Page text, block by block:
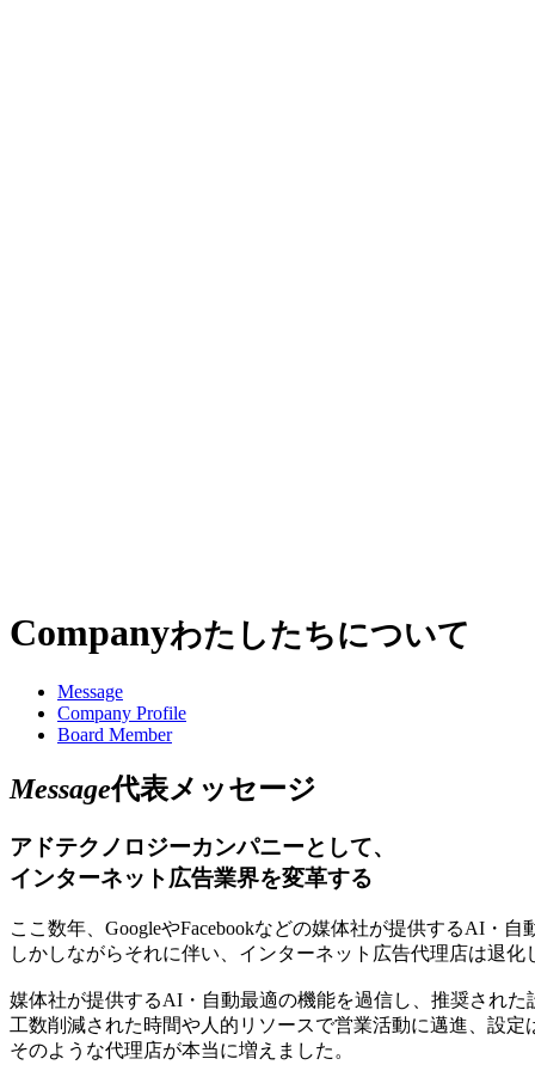
Companyわたしたちについて
Message
Company Profile
Board Member
Message代表メッセージ
アドテクノロジーカンパニーとして、
インターネット広告業界を変革する
ここ数年、GoogleやFacebookなどの媒体社が提供するAI・
しかしながらそれに伴い、インターネット広告代理店は退化
媒体社が提供するAI・自動最適の機能を過信し、推奨された
工数削減された時間や人的リソースで営業活動に邁進、設定
そのような代理店が本当に増えました。